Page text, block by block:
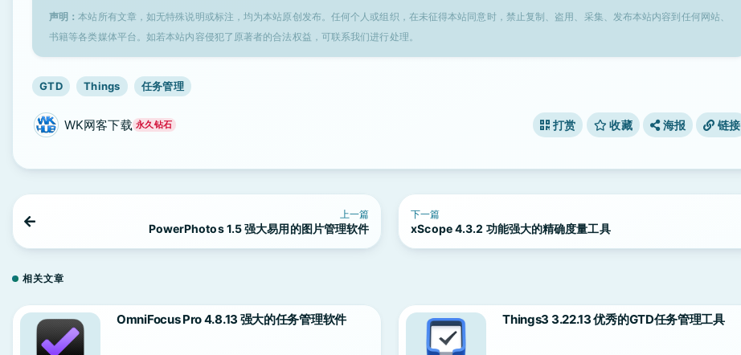
声明：本站所有文章，如无特殊说明或标注，均为本站原创发布。任何个人或组织，在未征得本站同意时，禁止复制、盗用、采集、发布本站内容到任何网站、
书籍等各类媒体平台。如若本站内容侵犯了原著者的合法权益，可联系我们进行处理。
GTD Things 任务管理
WK网客下载 永久钻石 打赏 收藏 海报 链接
上一篇
PowerPhotos 1.5 强大易用的图片管理软件
下一篇
xScope 4.3.2 功能强大的精确度量工具
相关文章
OmniFocus Pro 4.8.13 强大的任务管理软件 Things3 3.22.13 优秀的GTD任务管理工具